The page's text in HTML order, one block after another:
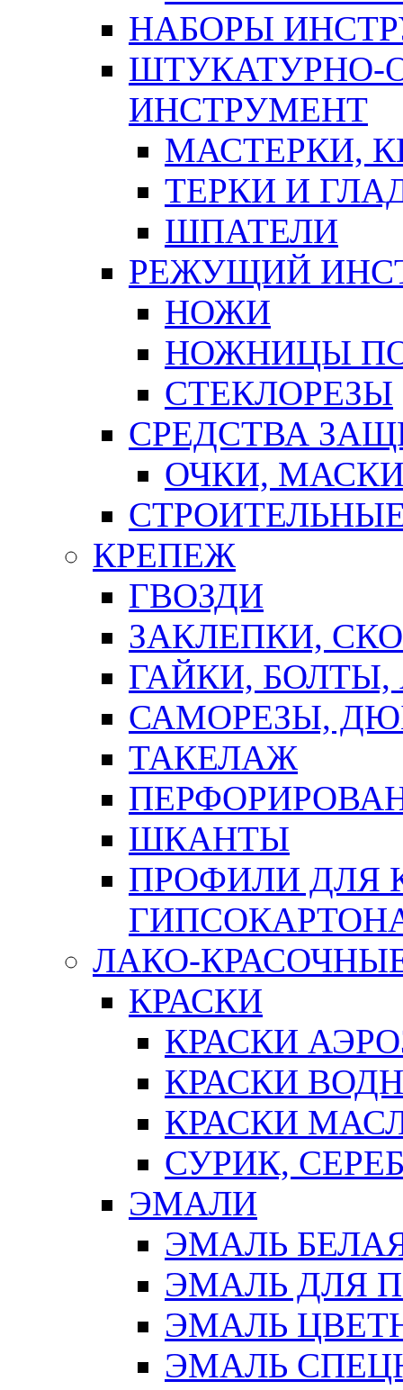
НАБОРЫ
ШТУКАТУРНО-
ИНСТРУМЕНТ
МАСТЕРКИ,
ТЕРКИ И
ШПАТЕЛИ
РЕЖУЩИЙ
НОЖИ
НОЖНИЦЫ
СТЕКЛОРЕЗЫ
СРЕДСТВА
ОЧКИ,
КРЕПЕЖ
ГВОЗДИ
ЗАКЛЕПКИ,
ГАЙКИ,
САМОРЕЗЫ,
ТАКЕЛАЖ
ШКАНТЫ
ПРОФИЛИ ДЛЯ
ЛАКО-
КРАСКИ
КРАСКИ
КРАСКИ
КРАСКИ
СУРИК,
ЭМАЛИ
ЭМАЛЬ
ЭМАЛЬ ДЛЯ
ЭМАЛЬ
ЭМАЛЬ